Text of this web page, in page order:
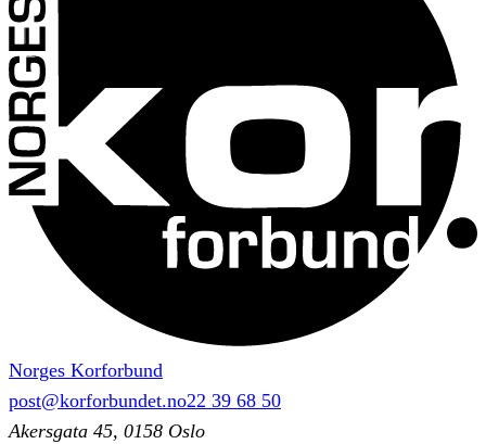
Norges Korforbund
post@korforbundet.no22 39 68 50
Akersgata 45, 0158 Oslo